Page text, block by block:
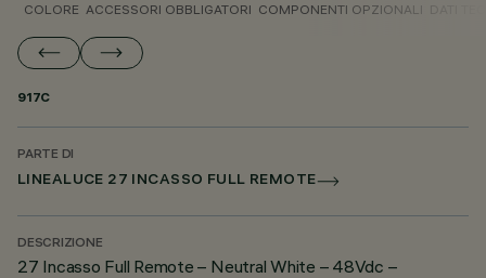
COLORE ACCESSORI OBBLIGATORI COMPONENTI OPZIONALI
917C
PARTE DI
LINEALUCE 27 INCASSO FULL REMOTE
DESCRIZIONE
27 Incasso Full Remote – Neutral White – 48Vdc –